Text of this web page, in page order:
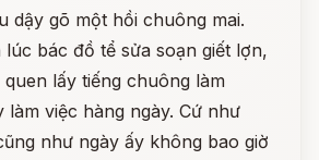
dậy gõ một hồi chuông mai.
lúc bác đồ tể sửa soạn giết lợn,
lấy tiếng chuông làm
làm việc hàng ngày. Cứ như
như ngày ấy không bao giờ